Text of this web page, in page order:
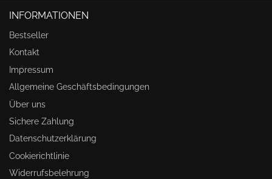
INFORMATIONEN
Bestseller
Kontakt
Impressum
Allgemeine Geschäftsbedingungen
Über uns
Sichere Zahlung
Datenschutzerklärung
Cookierichtlinie
Widerrufsbelehrung